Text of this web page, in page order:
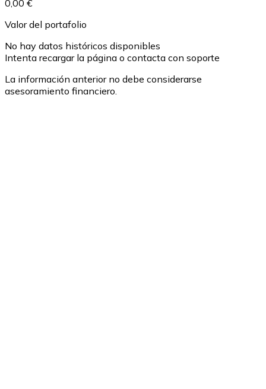
0,00 €
Valor del portafolio
No hay datos históricos disponibles
Intenta recargar la página o contacta con soporte
La información anterior no debe considerarse
asesoramiento financiero.